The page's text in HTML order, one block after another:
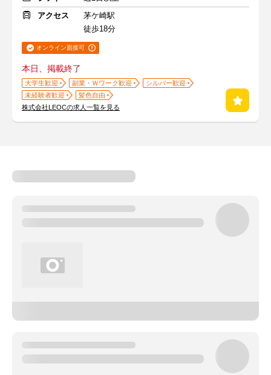
アクセス
茅ケ崎駅
徒歩18分
オンライン面接可
本日、掲載終了
大学生歓迎 副業・Ｗワーク歓迎
シルバー歓迎
未経験者歓迎
髪色自由
株式会社LEOCの求人一覧を見る